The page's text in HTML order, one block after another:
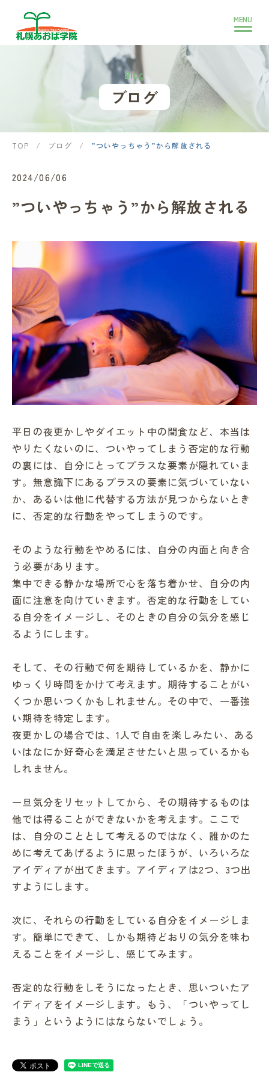
Blog
ブログ
TOP / ブログ / ”ついやっちゃう”から解放される
2024/06/06
”ついやっちゃう”から解放される
平日の夜更かしやダイエット中の間食など、本当は
やりたくないのに、ついやってしまう否定的な行動
の裏には、自分にとってプラスな要素が隠れていま
す。無意識下にあるプラスの要素に気づいていない
か、あるいは他に代替する方法が見つからないとき
に、否定的な行動をやってしまうのです。
そのような行動をやめるには、自分の内面と向き合
う必要があります。
集中できる静かな場所で心を落ち着かせ、自分の内
面に注意を向けていきます。否定的な行動をしてい
る自分をイメージし、そのときの自分の気分を感じ
るようにします。
そして、その行動で何を期待しているかを、静かに
ゆっくり時間をかけて考えます。期待することがい
くつか思いつくかもしれません。その中で、一番強
い期待を特定します。
夜更かしの場合では、1人で自由を楽しみたい、ある
いはなにか好奇心を満足させたいと思っているかも
しれません。
一旦気分をリセットしてから、その期待するものは
他では得ることができないかを考えます。ここで
は、自分のこととして考えるのではなく、誰かのた
めに考えてあげるように思ったほうが、いろいろな
アイディアが出てきます。アイディアは2つ、3つ出
すようにします。
次に、それらの行動をしている自分をイメージしま
す。簡単にできて、しかも期待どおりの気分を味わ
えることをイメージし、感じてみます。
否定的な行動をしそうになったとき、思いついたア
イディアをイメージします。もう、「ついやってし
まう」というようにはならないでしょう。